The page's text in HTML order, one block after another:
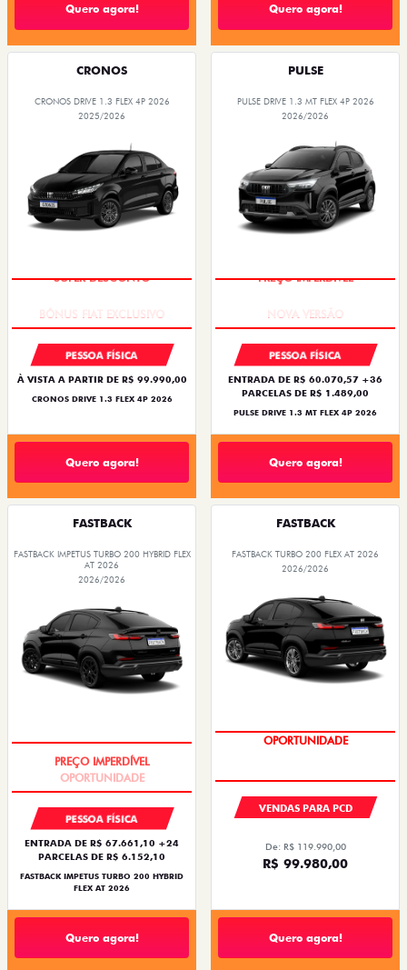
Quero agora! Quero agora!
CRONOS
CRONOS DRIVE 1.3 FLEX 4P 2026
2025/2026
PESSOA FÍSICA
À VISTA A PARTIR DE R$ 99.990,00
CRONOS DRIVE 1.3 FLEX 4P 2026
Quero agora!
PULSE
PULSE DRIVE 1.3 MT FLEX 4P 2026
2026/2026
PREÇO IMPERDÍVEL
PESSOA FÍSICA
ENTRADA DE R$ 60.070,57 +36
PARCELAS DE R$ 1.489,00
PULSE DRIVE 1.3 MT FLEX 4P 2026
Quero agora!
FASTBACK
FASTBACK IMPETUS TURBO 200 HYBRID FLEX
AT 2026
2026/2026
PREÇO IMPERDÍVEL
PESSOA FÍSICA
ENTRADA DE R$ 67.661,10 +24
PARCELAS DE R$ 6.152,10
FASTBACK IMPETUS TURBO 200 HYBRID
FLEX AT 2026
Quero agora!
FASTBACK
FASTBACK TURBO 200 FLEX AT 2026
2026/2026
OPORTUNIDADE
VENDAS PARA PCD
De: R$ 119.990,00
R$ 99.980,00
Quero agora!